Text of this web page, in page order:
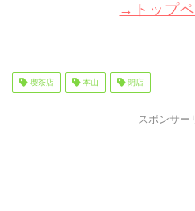
→トップ
喫茶店 本山 閉店
スポンサー